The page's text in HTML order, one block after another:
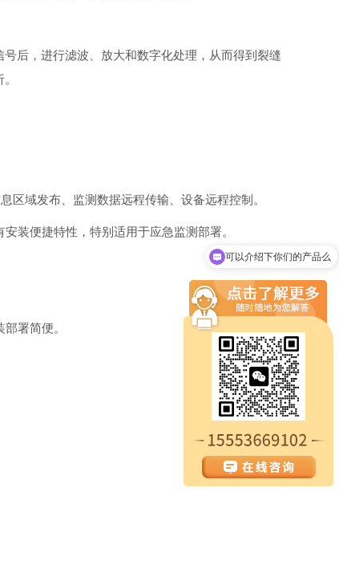
后，进行滤波、放大和数字化处理，从而得到裂缝
区域发布、监测数据远程传输、设备远程控制。
装便捷特性，特别适用于应急监测部署。
署简便。
可以介绍下你们的产品么